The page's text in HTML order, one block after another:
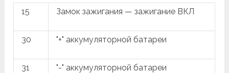
15 Замок зажигания — зажигание ВКЛ
30 "+" аккумуляторной батареи
31 "-" аккумуляторной батареи